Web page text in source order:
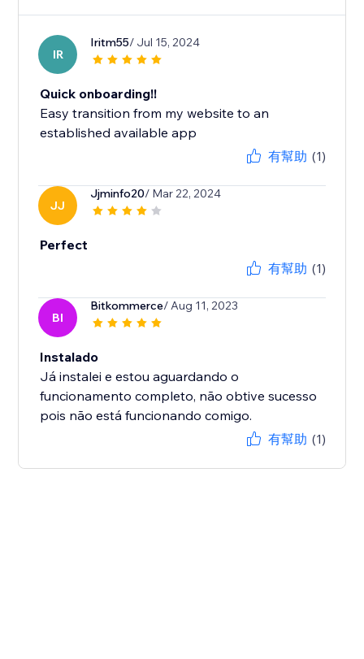
IR
Iritm55/ Jul 15, 2024
Quick onboarding!!
Easy transition from my website to an
established available app
有幫助 (1)
JJ
Jjminfo20/ Mar 22, 2024
Perfect
有幫助 (1)
BI
Bitkommerce/ Aug 11, 2023
Instalado
Já instalei e estou aguardando o
funcionamento completo, não obtive sucesso
pois não está funcionando comigo.
有幫助 (1)